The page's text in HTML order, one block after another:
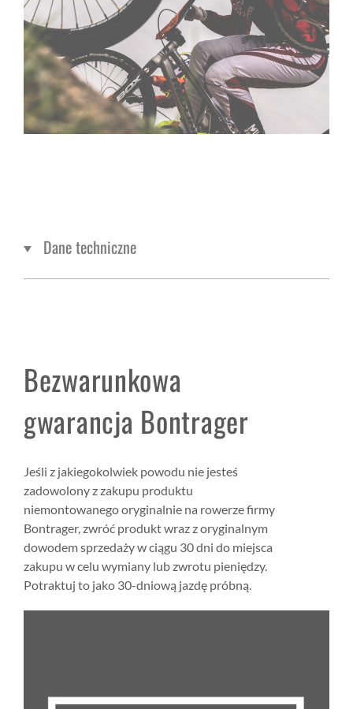
Dane techniczne
Bezwarunkowa
gwarancja Bontrager
Jeśli z jakiegokolwiek powodu nie jesteś
zadowolony z zakupu produktu
niemontowanego oryginalnie na rowerze firmy
Bontrager, zwróć produkt wraz z oryginalnym
dowodem sprzedaży w ciągu 30 dni do miejsca
zakupu w celu wymiany lub zwrotu pieniędzy.
Potraktuj to jako 30-dniową jazdę próbną.